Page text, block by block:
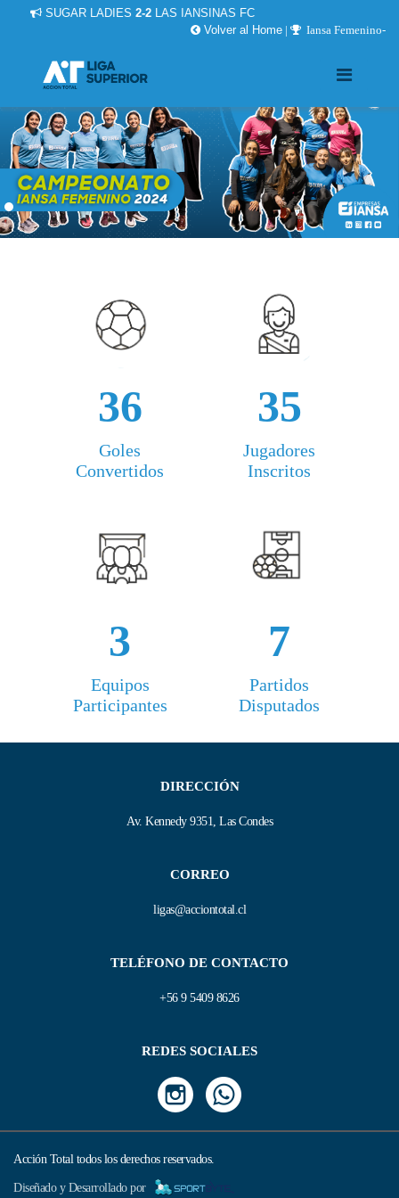
SUGAR LADIES2-2 LAS IANSINAS FC
Volver al Home | Iansa Femenino-
36
Goles
Convertidos
35
Jugadores
Inscritos
3
Equipos
Participantes
7
Partidos
Disputados
DIRECCIÓN
Av. Kennedy 9351, Las Condes
CORREO
ligas@acciontotal.cl
TELÉFONO DE CONTACTO
+56 9 5409 8626
REDES SOCIALES
Acción Total todos los derechos reservados.
Diseñado y Desarrollado por